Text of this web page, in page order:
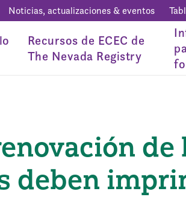
Noticias, actualizaciones & eventos
Recursos de ECEC de
The Nevada Registry
deben